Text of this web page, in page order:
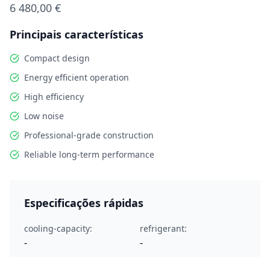
6 480,00 €
Principais características
Compact design
Energy efficient operation
High efficiency
Low noise
Professional-grade construction
Reliable long-term performance
Especificações rápidas
cooling-capacity:
-
refrigerant:
-